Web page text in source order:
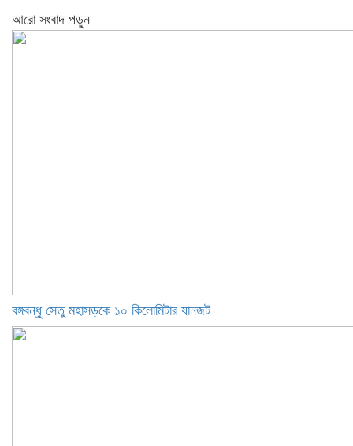
আরো সংবাদ পড়ুন
বঙ্গবন্ধু সেতু মহাসড়কে ১০ কিলোমিটার যানজট